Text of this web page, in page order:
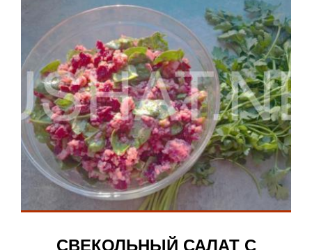
СВЕКОЛЬНЫЙ САЛАТ С